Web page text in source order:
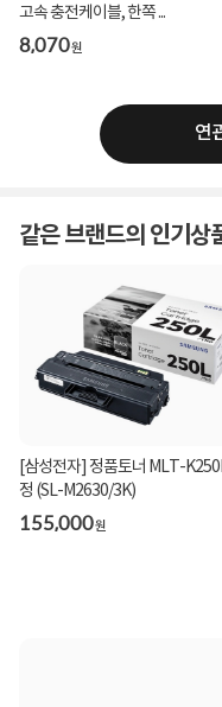
고속 충전케이블, 한쪽 ...
8,070원
연
같은 브랜드의 인기상
[삼성전자] 정품토너 MLT-
정 (SL-M2630/3K)
155,000원